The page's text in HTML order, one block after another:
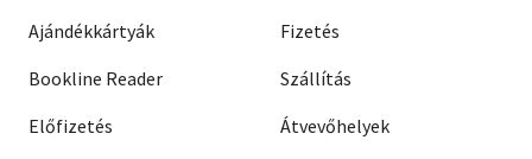
Ajándékkártyák
Bookline Reader
Előfizetés
Fizetés
Szállítás
Átvevőhelyek